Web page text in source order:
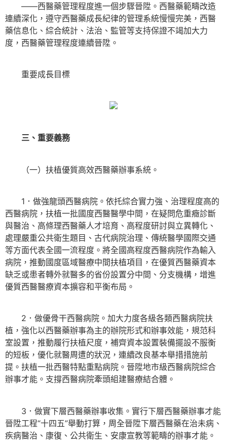
——西醫藥管理程度進一個步驟晉陞。西醫藥範疇改造
連續深化，遵守西醫藥成長紀律的管理系統慢慢完美，西醫
藥信息化、綜合統計、法治、監管等支持保證不竭加大力
度，西醫藥管理程度連續晉陞。
重要成長目標
三、重要義務
（一）扶植優質高效西醫藥辦事系統。
1．做強龍頭西醫病院。依托綜合實力強、治理程度高的
西醫病院，扶植一批國度西醫醫學中間，在疑問危重癥診斷
與醫治、高條理西醫藥人才培育、高程度研討與立異轉化、
處理嚴重公共衛生題目、古代病院治理、傳統醫學國際交通
等方面代表全國一流程度。將全國高程度西醫病院作為輸入
病院，推動國度區域醫療中間扶植項目，在優質西醫藥資本
缺乏或患者轉外就醫多的省份設置分中間、分支機構，增進
優質西醫醫療資本擴容和平衡布局。
2．做優骨干西醫病院。加大力度各級各類西醫病院扶
植，強化以西醫藥辦事為主的辦院形式和辦事效能，規范科
室設置，推動履行扶植尺度，補齊資本設置裝備擺設不服衡
的短板，優化就醫周遭的狀況，連續改良基本舉措措施前
提。扶植一批西醫特點重點病院。晉陞地市級西醫病院綜合
辦事才能。支撐西醫病院牽頭組建醫療結合體。
3．做實下層西醫藥辦事收集。實行下層西醫藥辦事才能
晉陞工程“十四五”舉動打算，周全晉陞下層西醫藥在治未病、
疾病醫治、康復、公共衛生、安康宣教等範疇的辦事才能。